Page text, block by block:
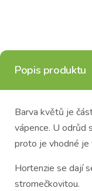
Popis produktu
Barva květů je
vápence. U odrůd
proto je vhodné je
Hortenzie se dají
stromečkovitou.